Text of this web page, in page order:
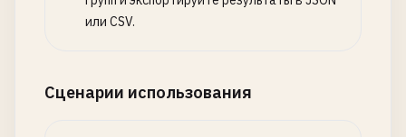
или CSV.
Сценарии использования